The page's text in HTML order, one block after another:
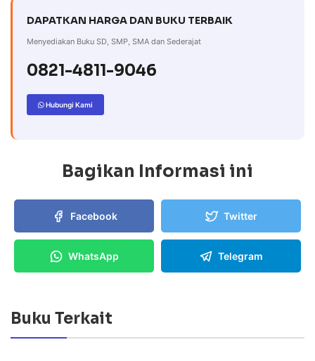
DAPATKAN HARGA DAN BUKU TERBAIK
Menyediakan Buku SD, SMP, SMA dan Sederajat
0821-4811-9046
Hubungi Kami
Bagikan Informasi ini
Facebook Twitter
WhatsApp Telegram
Buku Terkait